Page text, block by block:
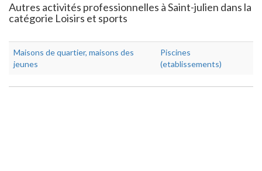
Autres activités professionnelles à Saint-julien dans la
catégorie Loisirs et sports
Maisons de quartier, maisons des
jeunes
Piscines
(etablissements)